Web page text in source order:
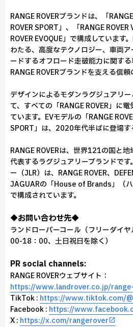
RANGE ROVERブランドは、「
ROVER SPORT」、「RANGE
ROVER EVOQUE」で構成しています
わたる、高度なテクノロジー、車両
ードするオフロード走破能力に関する
RANGE ROVERブランドを支える信頼
デザインによるモダンラグジュアリ
て、すべての「RANGE ROVER」に
ています。EVモデルの「RANGE
SPORT」は、2020年代半ばに登場す
RANGE ROVERは、世界121の国と
代表するラグジュアリーブランドで
ー（JLR）は、RANGE ROVER、
JAGUARの「House of Brands」（ハ
で構成されています。
◆お問い合わせ先◆
ランドローバーコール（フリーダイ
00-18：00、土日祝日を除く）
PR social channels:
RANGE ROVERウェブサイト：
https://www.landrover.co.jp/
TikTok : https://www.tiktok.com/
Facebook : https://
X : https://x.com/rangerover